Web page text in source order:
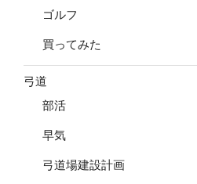
ゴルフ
買ってみた
弓道
部活
早気
弓道場建設計画